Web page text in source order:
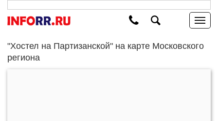
"Хостел на Партизанской" на карте Московского
региона